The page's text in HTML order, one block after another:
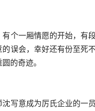
个一厢情愿的开始，有
误会，幸好还有份至死
的奇迹。
沈写意成为厉氏企业的一